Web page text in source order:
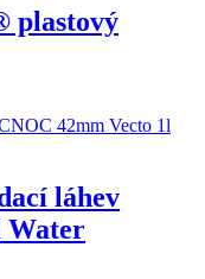
plastový
láhev
Water